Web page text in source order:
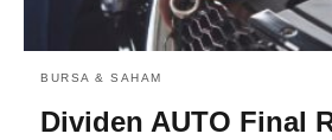
BURSA & SAHAM
Dividen AUTO Final